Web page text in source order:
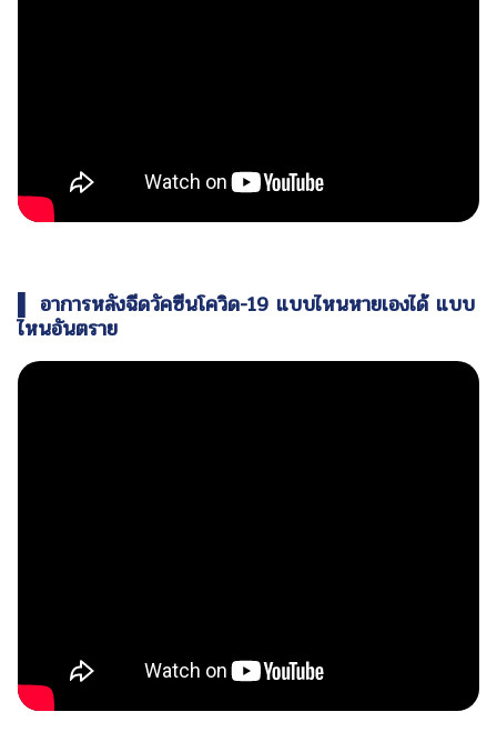
▌ อาการหลังฉีดวัคซีนโควิด-19 แบบไหนหายเองได้ แบบ
ไหนอันตราย